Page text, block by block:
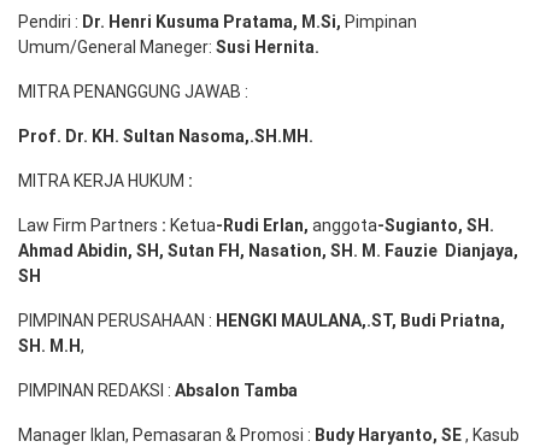
Pendiri : Dr. Henri Kusuma Pratama, M.Si, Pimpinan
Umum/General Maneger: Susi Hernita.
MITRA PENANGGUNG JAWAB :
Prof. Dr. KH. Sultan Nasoma,.SH.MH.
MITRA KERJA HUKUM :
Law Firm Partners : Ketua-Rudi Erlan, anggota-Sugianto, SH.
Ahmad Abidin, SH, Sutan FH, Nasation, SH. M. Fauzie Dianjaya,
SH
PIMPINAN PERUSAHAAN : HENGKI MAULANA,.ST, Budi Priatna,
SH . M.H,
PIMPINAN REDAKSI : Absalon Tamba
Manager Iklan, Pemasaran & Promosi : Budy Haryanto, SE, Kasub